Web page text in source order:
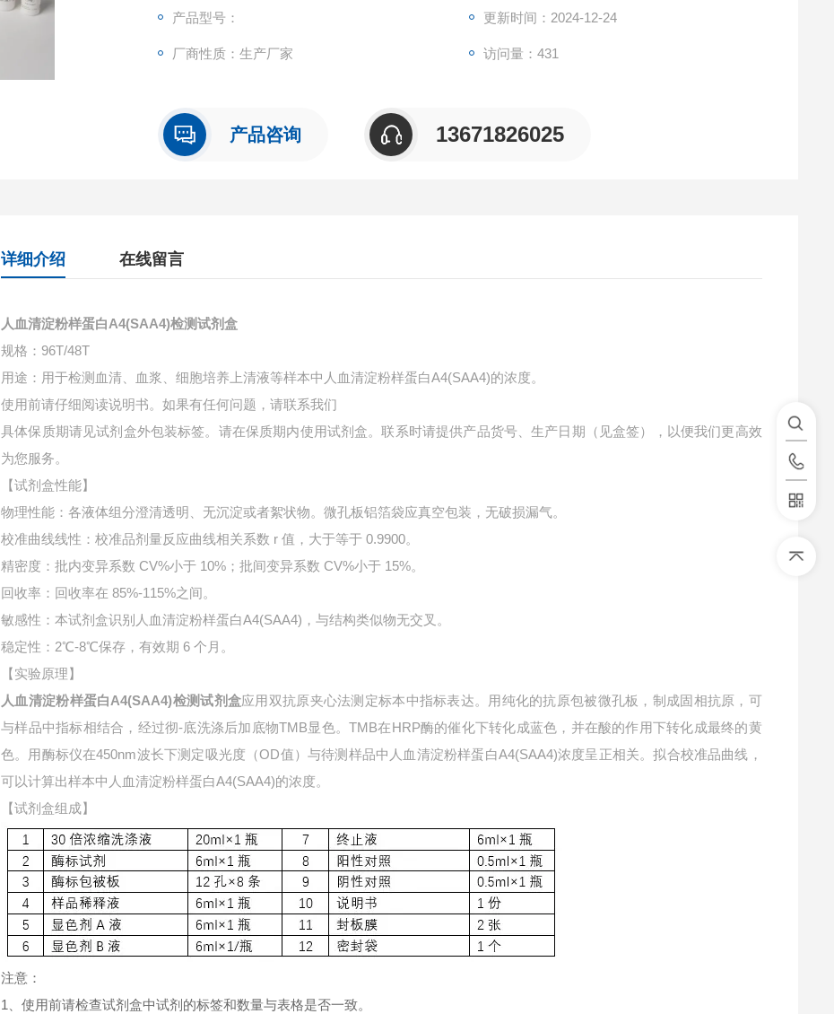
产品型号： 更新时间：2024-12-24
厂商性质：生产厂家 访问量：431
产品咨询 13671826025
详细介绍 在线留言
人血清淀粉样蛋白A4(SAA4)检测试剂盒
规格：96T/48T
用途：用于检测血清、血浆、细胞培养上清液等样本中 人血清淀粉样蛋白A4(SAA4)的浓度。
使用前请仔细阅读说明书。如果有任何问题，请联系我们
具体保质期请见试剂盒外包装标签。请在保质期内使用试剂盒。联系时请提供产品货号、生产日期（见盒签），以便我们更高效
为您服务。
【试剂盒性能】
物理性能：各液体组分澄清透明、无沉淀或者絮状物。微孔板铝箔袋应真空包装，无破损漏气。
校准曲线线性：校准品剂量反应曲线相关系数 r 值，大于等于 0.9900。
精密度：批内变异系数 CV%小于 10%；批间变异系数 CV%小于 15%。
回收率：回收率在 85%-115%之间。
敏感性：本试剂盒识别人血清淀粉样蛋白A4(SAA4)，与结构类似物无交叉。
稳定性：2℃-8℃保存，有效期 6 个月。
【实验原理】
人血清淀粉样蛋白A4(SAA4)检测试剂盒应用双抗原夹心法测定标本中指标表达。用纯化的抗原包被微孔板，制成固相抗原，可
与样品中指标相结合，经过彻-底洗涤后加底物TMB显色。TMB在HRP酶的催化下转化成蓝色，并在酸的作用下转化成最终的黄
色。用酶标仪在450nm波长下测定吸光度（OD值）与待测样品中 人血清淀粉样蛋白A4(SAA4)浓度呈正相关。拟合校准品曲线，
可以计算出样本中 人血清淀粉样蛋白A4(SAA4)的浓度。
【试剂盒组成】
注意：
1、使用前请检查试剂盒中试剂的标签和数量与表格是否一致。